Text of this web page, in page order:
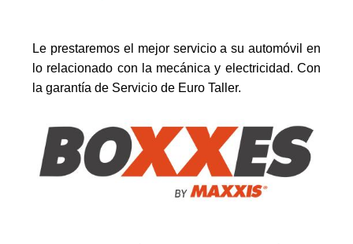
Le prestaremos el mejor servicio a su automóvil en
lo relacionado con la mecánica y electricidad. Con
la garantía de Servicio de Euro Taller.